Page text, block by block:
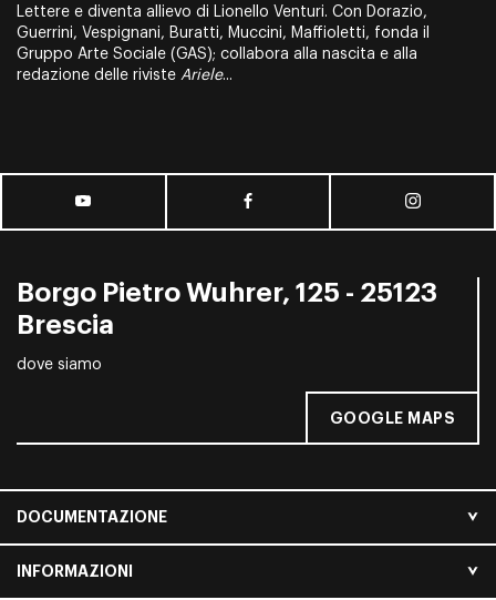
Lettere e diventa allievo di Lionello Venturi. Con Dorazio,
Guerrini, Vespignani, Buratti, Muccini, Maffioletti, fonda il
Gruppo Arte Socia­le (GAS); collabora alla nascita e alla
redazione delle riviste Ariele...
Borgo Pietro Wuhrer, 125 - 25123
Brescia
dove siamo
GOOGLE MAPS
DOCUMENTAZIONE
INFORMAZIONI